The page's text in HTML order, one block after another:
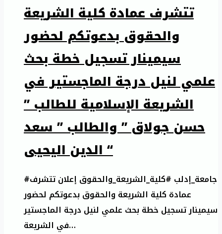
تتشرف عمادة كلية الشريعة
والحقوق بدعوتكم لحضور
سيمينار تسجيل خطة بحث
علمي لنيل درجة الماجستير في
الشريعة الإسلامية للطالب ”
حسن جولاق ” والطالب ” سعد
الدين اليحيى “
#جامعة_إدلب #كلية_الشريعة_والحقوق إعلان تتشرف
عمادة كلية الشريعة والحقوق بدعوتكم لحضور
سيمينار تسجيل خطة بحث علمي لنيل درجة الماجستير
في الشريعة…